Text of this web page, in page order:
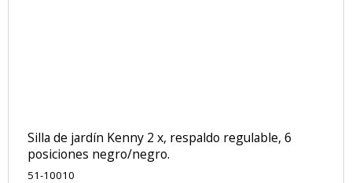
Silla de jardín Kenny 2 x, respaldo regulable, 6
posiciones negro/negro.
51-10010